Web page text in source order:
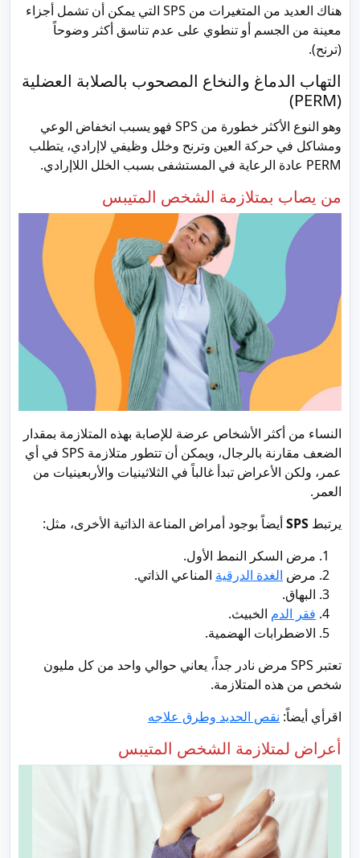
هناك العديد من المتغيرات من SPS التي يمكن أن تشمل أجزاء
معينة من الجسم أو تنطوي على عدم تناسق أكثر وضوحاً
(ترنح).
التهاب الدماغ والنخاع المصحوب بالصلابة العضلية
(PERM)
وهو النوع الأكثر خطورة من SPS فهو يسبب انخفاض الوعي
ومشاكل في حركة العين وترنح وخلل وظيفي لاإرادي، يتطلب
PERM عادة الرعاية في المستشفى بسبب الخلل اللاإرادي.
من يصاب بمتلازمة الشخص المتيبس
النساء من أكثر الأشخاص عرضة للإصابة بهذه المتلازمة بمقدار
الضعف مقارنة بالرجال، ويمكن أن تتطور متلازمة SPS في أي
عمر، ولكن الأعراض تبدأ غالباً في الثلاثينيات والأربعينيات من
العمر.
يرتبط SPSأيضاً بوجود أمراض المناعة الذاتية الأخرى، مثل:
مرض السكر النمط الأول.
مرض الغدة الدرقية المناعي الذاتي.
البهاق.
فقر الدم الخبيث.
الاضطرابات الهضمية.
تعتبر SPS مرض نادر جداً، يعاني حوالي واحد من كل مليون
شخص من هذه المتلازمة.
اقرأي أيضاً: نقص الحديد وطرق علاجه
أعراض لمتلازمة الشخص المتيبس